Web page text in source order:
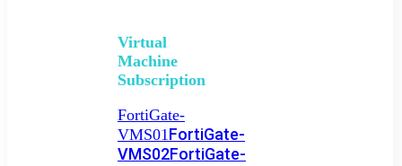
Virtual
Machine
Subscription
FortiGate-
VMS01FortiGate-
VMS02FortiGate-